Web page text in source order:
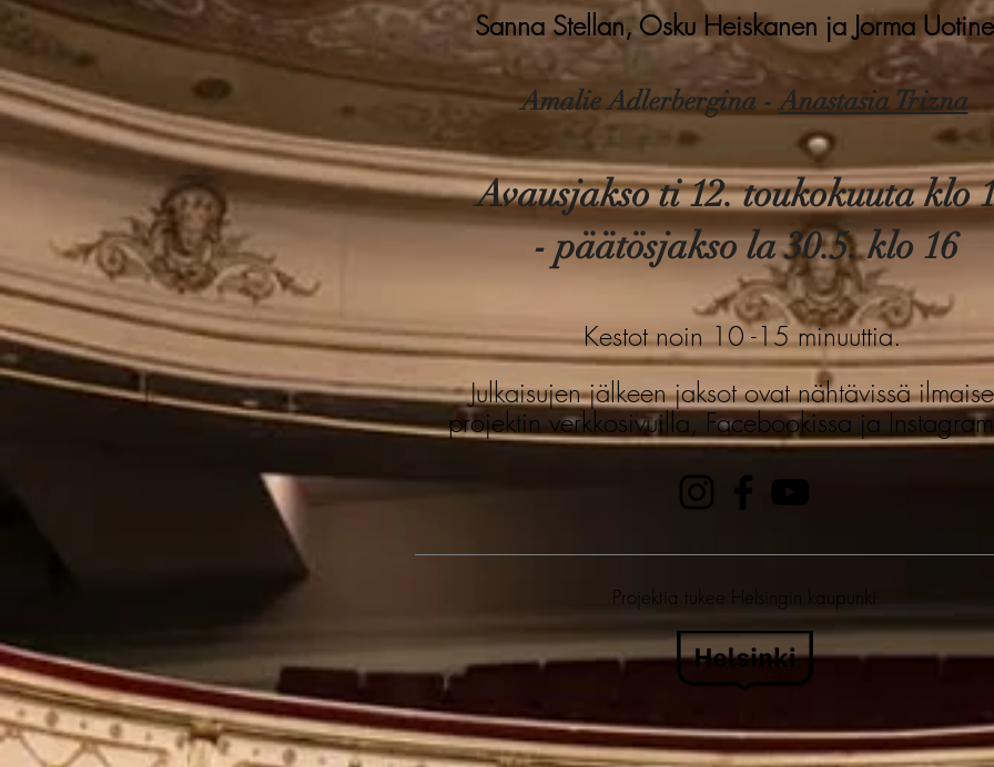
Sanna Stellan, Osku Heiskanen ja Jorma
Amalie Adlerbergina -Anastasia Trizna
Avausjakso ti 12. toukokuuta klo
- päätösjakso la 30.5. klo 16
Kestot noin 10 -15 minuuttia.
Julkaisujen jälkeen jaksot ovat nähtävissä
projektin verkkosivuilla, Facebookissa ja
Projektia tukee Helsingin kaupunki